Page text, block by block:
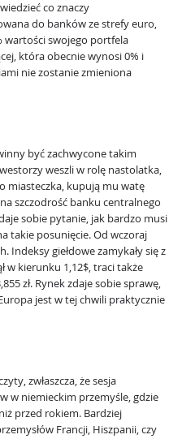
co znaczy
do banków ze strefy euro,
wartości swojego portfela
która obecnie wynosi 0% i
nie zostanie zmieniona
być zachwycone takim
weszli w rolę nastolatka,
miasteczka, kupują mu watę
szczodrość banku centralnego
sobie pytanie, jak bardzo musi
takie posunięcie. Od wczoraj
Indeksy giełdowe zamykały się z
w kierunku 1,12$, traci także
zł. Rynek zdaje sobie sprawę,
jest w tej chwili praktycznie
zwłaszcza, że sesja
w niemieckim przemyśle, gdzie
przed rokiem. Bardziej
Francji, Hiszpanii, czy